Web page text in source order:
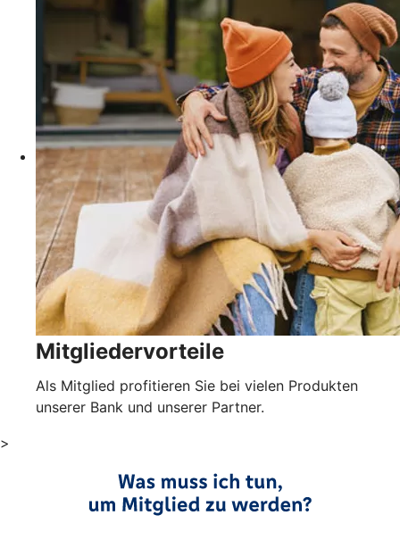
Mitgliedervorteile
Als Mitglied profitieren Sie bei vielen Produkten
unserer Bank und unserer Partner.
>